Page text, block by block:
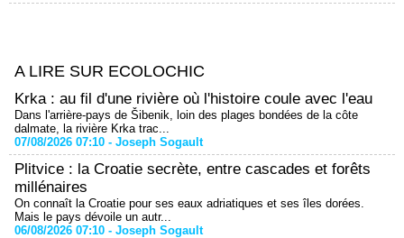
A LIRE SUR ECOLOCHIC
Krka : au fil d'une rivière où l'histoire coule avec l'eau
Dans l'arrière-pays de Šibenik, loin des plages bondées de la côte
dalmate, la rivière Krka trac...
07/08/2026 07:10 - Joseph Sogault
Plitvice : la Croatie secrète, entre cascades et forêts
millénaires
On connaît la Croatie pour ses eaux adriatiques et ses îles dorées.
Mais le pays dévoile un autr...
06/08/2026 07:10 - Joseph Sogault